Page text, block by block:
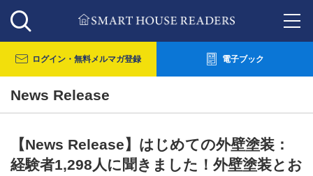
ログイン・ 無料メルマガ登録 電子ブック
News Release
【News Release】はじめての外壁塗装：
経験者1,298人に聞きました！外壁塗装とお